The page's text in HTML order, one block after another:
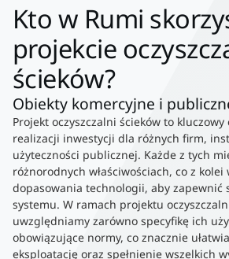
Kto w Rumi
projekcie
ścieków?
Obiekty komercyjne i
Projekt oczyszczalni ścieków to
realizacji inwestycji dla różnych firm,
użyteczności publicznej. Każde z tych
różnorodnych właściwościach, co z
dopasowania technologii, aby zapewnić
systemu. W ramach projektu
uwzględniamy zarówno specyfikę ich
obowiązujące normy, co znacznie
eksploatację oraz spełnienie wszelkich